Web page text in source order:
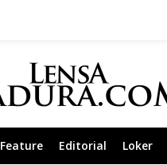
Feature Editorial Loker